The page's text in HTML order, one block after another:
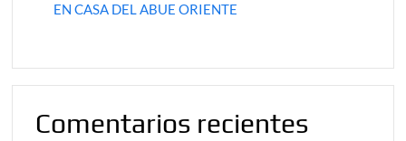
EN CASA DEL ABUE ORIENTE
Comentarios recientes